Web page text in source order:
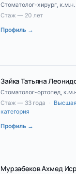
Стоматолог-хирург, к.м.н.
Стаж — 20 лет
Профиль →
Зайка Татьяна
Стоматолог-ортопед,
Стаж — 33 года ·
категория
Профиль →
Мурзабеков Ахмед